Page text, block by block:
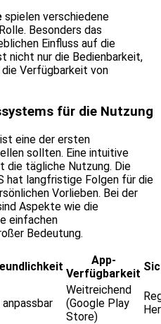
spielen verschiedene
Besonders das
Einfluss auf die
nicht nur die Bedienbarkeit,
Verfügbarkeit von
für die Nutzung
ist eine der ersten
sollten. Eine intuitive
die tägliche Nutzung. Die
hat langfristige Folgen für die
Vorlieben. Bei der
Aspekte wie die
einfachen
Bedeutung.
App-
Verfügbarkeit
Weitreichend
(Google Play
Store)